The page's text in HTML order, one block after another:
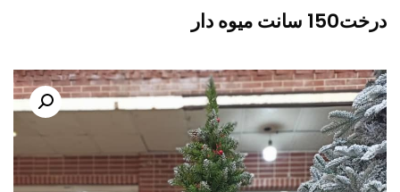
درخت150 سانت میوه دار